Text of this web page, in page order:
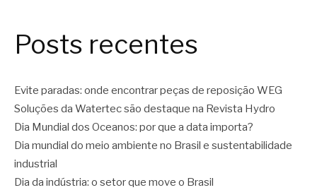
Posts recentes
Evite paradas: onde encontrar peças de reposição WEG
Soluções da Watertec são destaque na Revista Hydro
Dia Mundial dos Oceanos: por que a data importa?
Dia mundial do meio ambiente no Brasil e sustentabilidade
industrial
Dia da indústria: o setor que move o Brasil